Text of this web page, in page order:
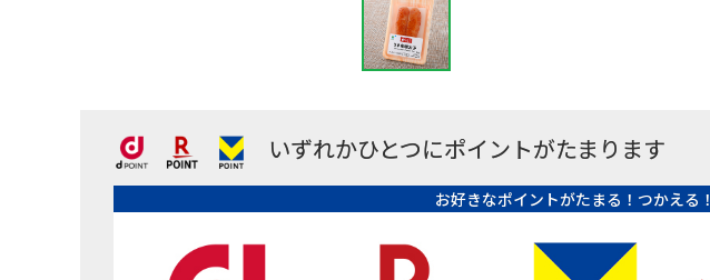
いずれかひとつにポイントがたまります
お好きなポイントがたまる！つかえる！